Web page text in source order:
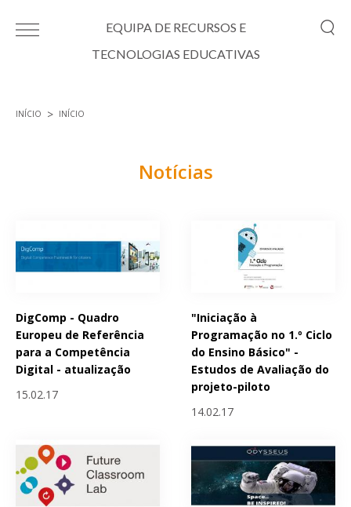
EQUIPA DE RECURSOS E
TECNOLOGIAS EDUCATIVAS
INÍCIO INÍCIO
Notícias
DigComp - Quadro
Europeu de Referência
para a Competência
Digital - atualização
15.02.17
"Iniciação à
Programação no 1.º Ciclo
do Ensino Básico" -
Estudos de Avaliação do
projeto-piloto
14.02.17
Páginas